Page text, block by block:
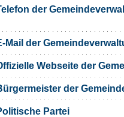
der
Mail der
Webseite der
der
Partei